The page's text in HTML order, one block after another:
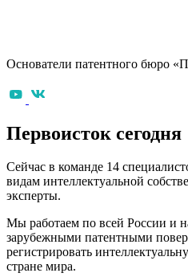
Основатели патентного бюро
Первоисток сегодня
Сейчас в команде 14
видам интеллектуальной
эксперты.
Мы работаем по всей России и
зарубежными патентными
регистрировать
стране мира.